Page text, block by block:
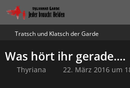
Tratsch und Klatsch der Garde
Was hört ihr gerade....
Thyriana 22. März 2016 um